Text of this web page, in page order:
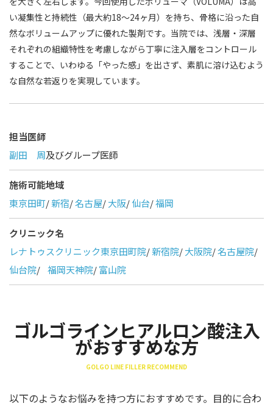
福岡
い凝集性と持続性（最大約18〜24ヶ月）を持ち、骨格に沿った自
然なボリュームアップに優れた製剤です。当院では、浅層・深層
それぞれの組織特性を考慮しながら丁寧に注入層をコントロール
することで、いわゆる「やった感」を出さず、素肌に溶け込むよう
な自然な若返りを実現しています。
担当医師
副田 周及びグループ医師
施術可能地域
東京田町/新宿/名古屋/大阪/仙台/福岡
クリニック名
レナトゥスクリニック東京田町院/新宿院/大阪院/名古屋院/
仙台院/ 福岡天神院/富山院
ゴルゴラインヒアルロン酸注入
がおすすめな方
GOLGO LINE FILLER RECOMMEND
以下のようなお悩みを持つ方におすすめです。目的に合わ